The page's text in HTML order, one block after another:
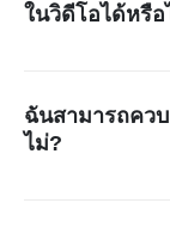
ในวิดีโอได้หรือ
ของคุณ
ฉันสามารถคว
ไม่?